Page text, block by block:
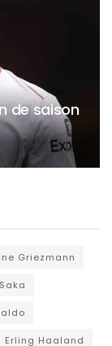
de saison
Griezmann
Erling Haaland